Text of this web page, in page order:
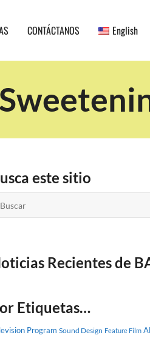
CONTÁCTANOS English
este sitio
Recientes de
Etiquetas…
Program Sound Design Feature Film